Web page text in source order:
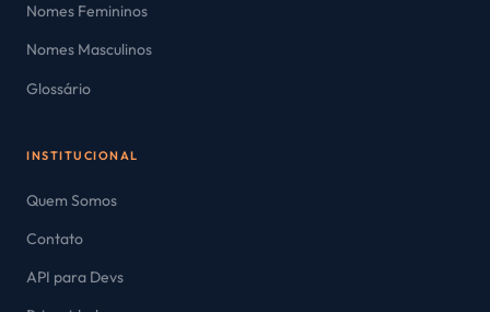
Nomes Femininos
Nomes Masculinos
Glossário
INSTITUCIONAL
Quem Somos
Contato
API para Devs